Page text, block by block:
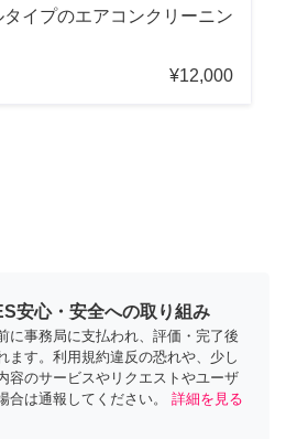
イプのエアコンクリーニン
¥12,000
安心・安全への取り組み
に事務局に支払われ、評価・完了後
ます。利用規約違反の恐れや、少し
容のサービスやリクエストやユーザ
合は通報してください。
詳細を見る